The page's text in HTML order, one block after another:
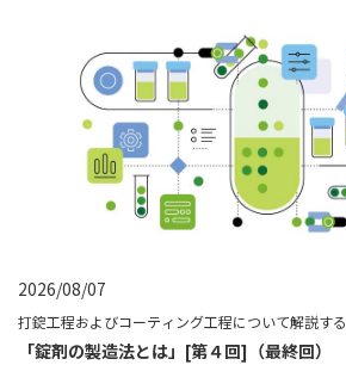
2026/08/07
打錠工程およびコーティング工程について解説する
「錠剤の製造法とは」[第４回]（最終回）